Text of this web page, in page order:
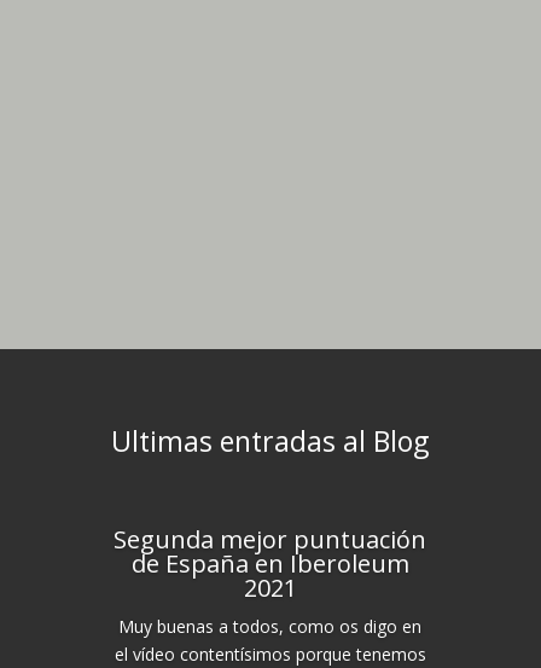
Ultimas entradas al Blog
Segunda mejor puntuación
de España en Iberoleum
2021
Muy buenas a todos, como os digo en
el vídeo contentísimos porque tenemos